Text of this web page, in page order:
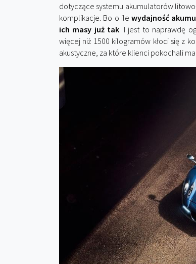
dotyczące systemu akumulatorów
komplikacje. Bo o ilewydajność
ich masy już tak. I jest to naprawdę
więcej niż 1500 kilogramów kłoci się z
akustyczne, za które klienci pokochali